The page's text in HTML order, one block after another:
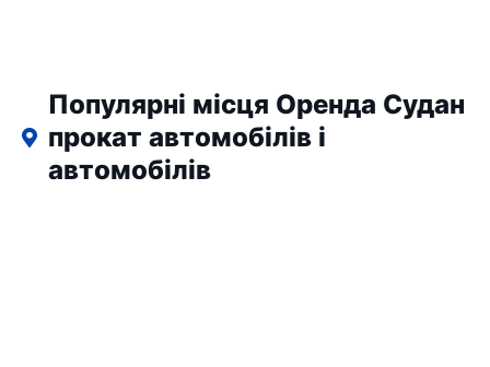
Популярні місця Оренда Судан
прокат автомобілів і
автомобілів